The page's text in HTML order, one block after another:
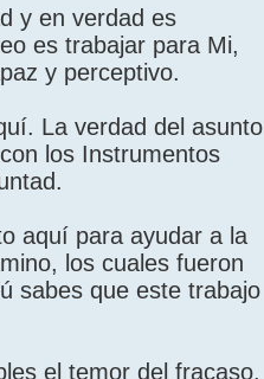
y en verdad es
es trabajar para Mi,
y perceptivo.
La verdad del asunto
los Instrumentos
aquí para ayudar a la
los cuales fueron
sabes que este trabajo
el temor del fracaso.